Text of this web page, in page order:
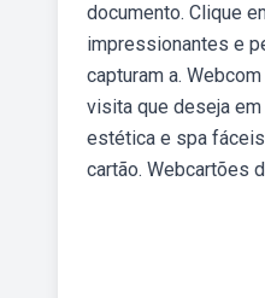
documento. Clique
impressionantes e
capturam a.
visita que deseja
estética e spa
cartão. Webcartões